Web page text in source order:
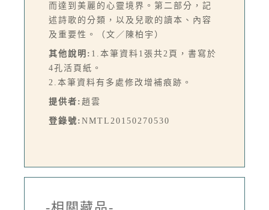
而達到美麗的心靈境界。第二部分，記
述詩歌的分類，以及兒歌的讀本、內容
及重要性。（文／陳柏宇）
其他說明: 1.本筆資料1張共2頁，書寫於
4孔活頁紙。
2.本筆資料有多處修改增補痕跡。
提供者: 趙雲
登錄號: NMTL20150270530